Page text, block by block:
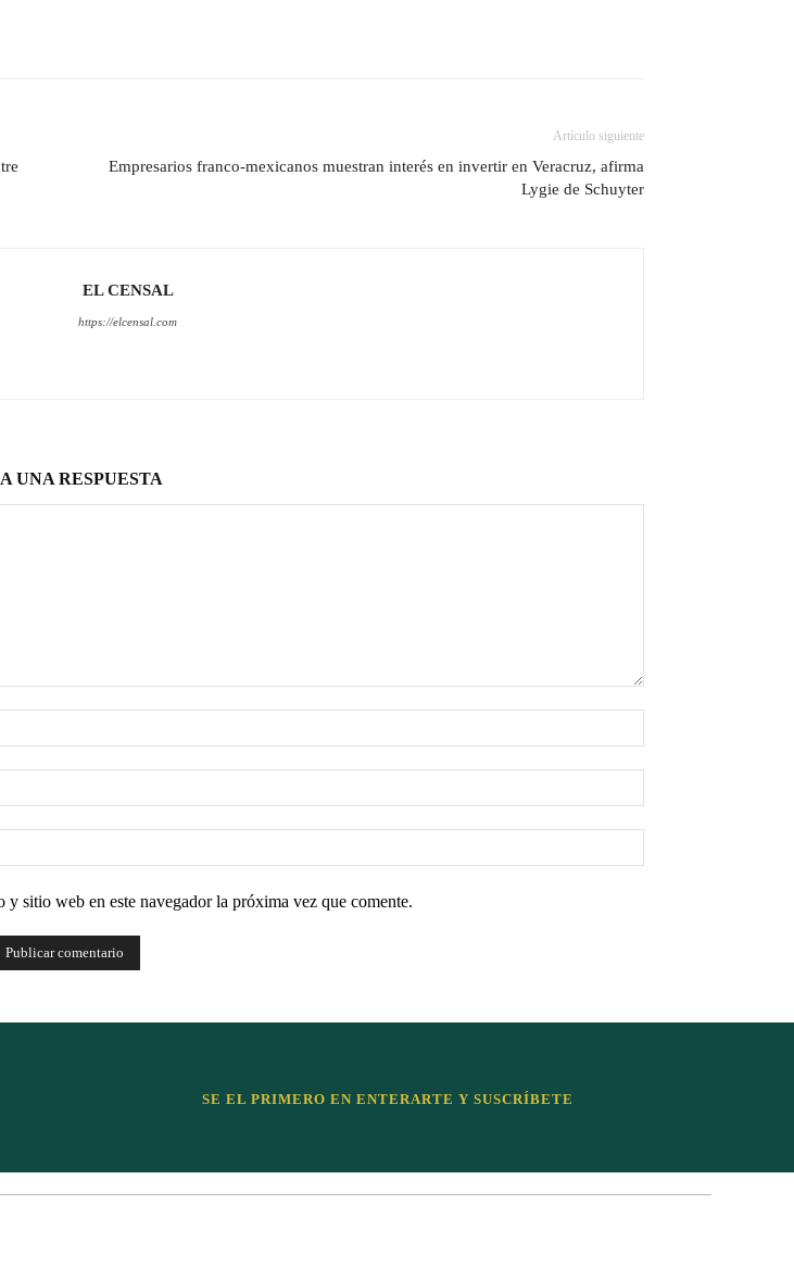
Artículo siguiente
Empresarios franco-mexicanos muestran interés en invertir en Veracruz, afirma
Lygie de Schuyter
EL CENSAL
https://elcensal.com
UNA RESPUESTA
sitio web en este navegador la próxima vez que comente.
SE EL PRIMERO EN ENTERARTE Y SUSCRÍBETE